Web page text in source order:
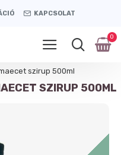
KAPCSOLAT
0
szirup 500ml
SZIRUP 500ML